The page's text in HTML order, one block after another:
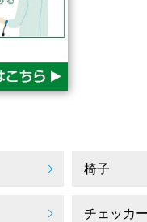
椅子
チェッカー